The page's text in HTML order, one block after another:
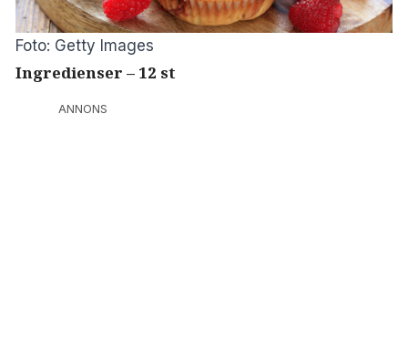
Foto: Getty Images
Ingredienser – 12 st
ANNONS